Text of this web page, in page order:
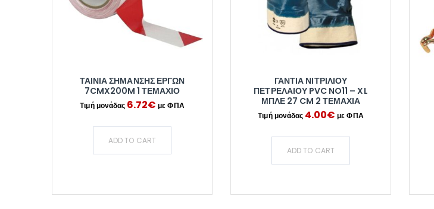
ΤΑΙΝΊΑ ΣΉΜΑΝΣΗΣ ΈΡΓΩΝ
7CMX200M 1 ΤΕΜΆΧΙΟ
6.72€
ADD TO CART
ΓΆΝΤΙΑ ΝΙΤΡΙΛΊΟΥ
ΠΕΤΡΕΛΑΊΟΥ PVC NO11 – XL
ΜΠΛΕ 27 CM 2 ΤΕΜΆΧΙΑ
4.00€
ADD TO CART